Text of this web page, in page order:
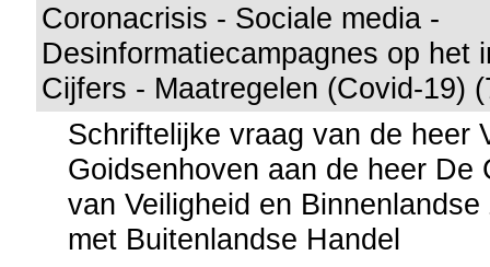
Coronacrisis - Sociale media -
Desinformatiecampagnes op het
Cijfers - Maatregelen (Covid-19)
Schriftelijke vraag van de heer
Goidsenhoven aan de heer De
van Veiligheid en
met Buitenlandse Handel